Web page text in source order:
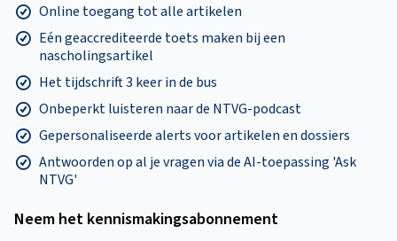
Online toegang tot alle artikelen
Eén geaccrediteerde toets maken bij een
nascholingsartikel
Het tijdschrift 3 keer in de bus
Onbeperkt luisteren naar de NTVG-podcast
Gepersonaliseerde alerts voor artikelen en dossiers
Antwoorden op al je vragen via de AI-toepassing 'Ask
NTVG'
Neem het kennismakings­abonnement